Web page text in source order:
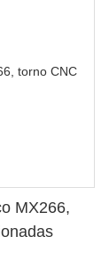
MX266,